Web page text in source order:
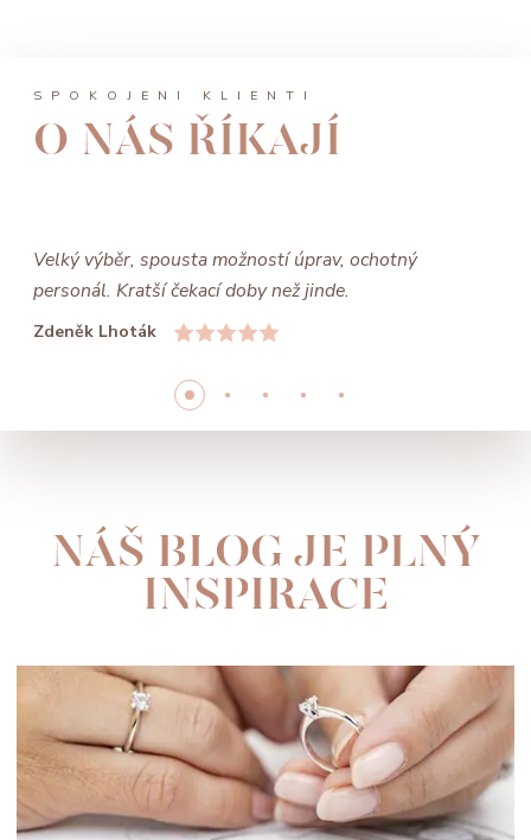
SPOKOJENÍ KLIENTI
O NÁS ŘÍKAJÍ
Velký výběr, spousta možností úprav, ochotný
personál. Kratší čekací doby než jinde.
Zdeněk Lhoták
NÁŠ BLOG JE PLNÝ
INSPIRACE